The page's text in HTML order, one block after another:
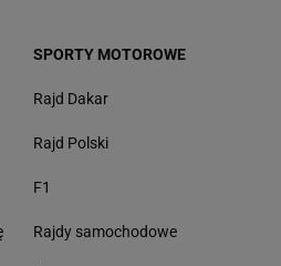
SPORTY MOTOROWE
Rajd Dakar
Rajd Polski
F1
Rajdy samochodowe